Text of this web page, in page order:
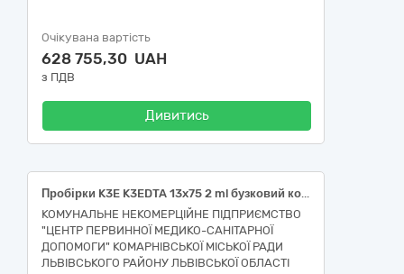
Очікувана вартість
628 755,30 UAH
з ПДВ
Дивитись
Пробірки K3E K3EDTA 13x75 2 ml бузковий ковпачок
КОМУНАЛЬНЕ НЕКОМЕРЦІЙНЕ ПІДПРИЄМСТВО
"ЦЕНТР ПЕРВИННОЇ МЕДИКО-САНІТАРНОЇ
ДОПОМОГИ" КОМАРНІВСЬКОЇ МІСЬКОЇ РАДИ
ЛЬВІВСЬКОГО РАЙОНУ ЛЬВІВСЬКОЇ ОБЛАСТІ